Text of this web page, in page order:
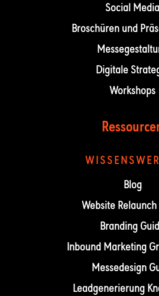
Social Media
Broschüren und
Digitale
Workshops
Blog
Website
Branding
Inbound Marketing
Messedesign
Leadgenerierung